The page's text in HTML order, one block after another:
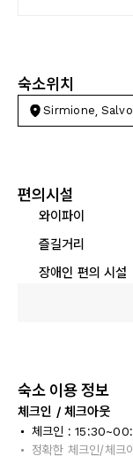
숙소위치
Sirmione,
편의시설
와이파이
즐길거리
장애인 편의 시설
숙소 이용 정보
체크인 / 체크아웃
체크인 :
정확한 체크인/체크